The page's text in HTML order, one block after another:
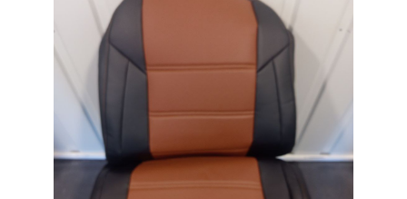
Чехлы для Шевроле
Модельные чехлы для
подчеркивают
индивидуальность авто и
продлевают срок службы